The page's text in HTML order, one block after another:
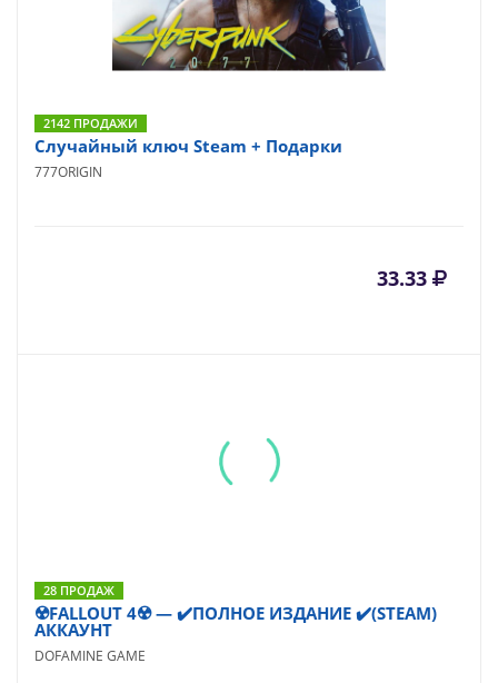
2142 ПРОДАЖИ
Случайный ключ Steam + Подарки
777ORIGIN
33.33
28 ПРОДАЖ
☢️FALLOUT 4☢️ — ✔️ПОЛНОЕ ИЗДАНИЕ ✔️(STEAM)
АККАУНТ
DOFAMINE GAME